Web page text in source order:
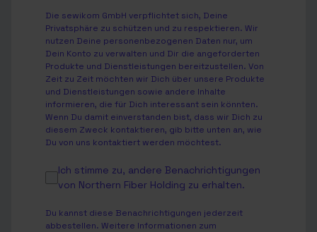
Die sewikom GmbH verpflichtet sich, Deine
Privatsphäre zu schützen und zu respektieren. Wir
nutzen Deine personenbezogenen Daten nur, um
Dein Konto zu verwalten und Dir die angeforderten
Produkte und Dienstleistungen bereitzustellen. Von
Zeit zu Zeit möchten wir Dich über unsere Produkte
und Dienstleistungen sowie andere Inhalte
informieren, die für Dich interessant sein könnten.
Wenn Du damit einverstanden bist, dass wir Dich zu
diesem Zweck kontaktieren, gib bitte unten an, wie
Du von uns kontaktiert werden möchtest.
Ich stimme zu, andere Benachrichtigungen
von Northern Fiber Holding zu erhalten.
Du kannst diese Benachrichtigungen jederzeit
abbestellen. Weitere Informationen zum